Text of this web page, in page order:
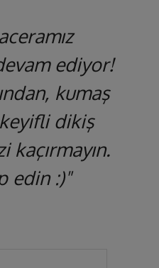
ediyor!
kumaş
dikiş
kaçırmayın.
edin :)"